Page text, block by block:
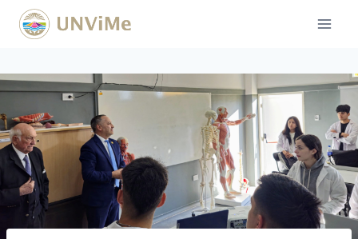
Saltar